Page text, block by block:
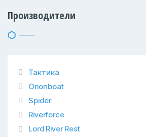
Производители
Тактика
Orionboat
Spider
Riverforce
Lord River Rest